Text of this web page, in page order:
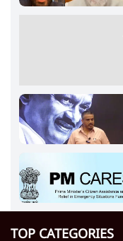
TOP CATEGORIES